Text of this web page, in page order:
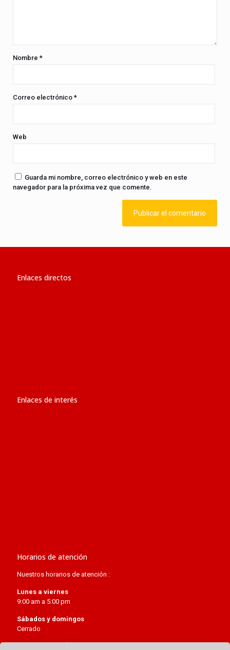
Nombre *
Correo electrónico *
Web
Guarda mi nombre, correo electrónico y web en este
navegador para la próxima vez que comente.
Enlaces directos
Enlaces de interés
Horarios de atención
Nuestros horarios de atención :
Lunes a viernes
9:00 am a 5:00 pm
Sábados y domingos
Cerrado